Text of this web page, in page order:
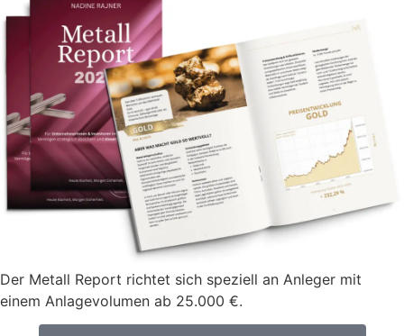
Der Metall Report richtet sich speziell an Anleger mit
einem Anlagevolumen ab 25.000 €.